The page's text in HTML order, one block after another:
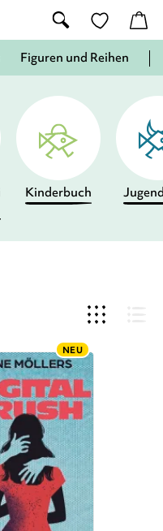
Figuren und Reihen
Kinderbuch
NEU